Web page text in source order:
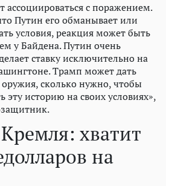
ассоциироваться с поражением.
Путин его обманывает или
условия, реакция может быть
у Байдена. Путин очень
ставку исключительно на
Трамп может дать
сколько нужно, чтобы
эту историю на своих условиях»,
хватит
на